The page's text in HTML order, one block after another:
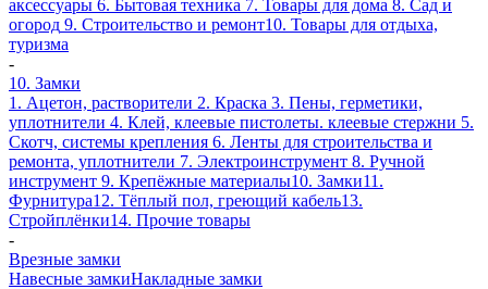
аксессуары 6. Бытовая техника 7. Товары для дома 8. Сад и
огород 9. Строительство и ремонт10. Товары для отдыха,
туризма
-
10. Замки
1. Ацетон, растворители 2. Краска 3. Пены, герметики,
уплотнители 4. Клей, клеевые пистолеты. клеевые стержни 5.
Скотч, системы крепления 6. Ленты для строительства и
ремонта, уплотнители 7. Электроинструмент 8. Ручной
инструмент 9. Крепёжные материалы10. Замки11.
Фурнитура12. Тёплый пол, греющий кабель13.
Стройплёнки14. Прочие товары
-
Врезные замки
Навесные замкиНакладные замки